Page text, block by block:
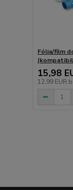
Fólia/film
15,98
12,99 EUR